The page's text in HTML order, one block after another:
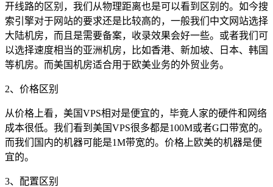
开线路的区别，我们从物理距离也是可以看到区别的。如今搜
索引擎对于网站的要求还是比较高的，一般我们中文网站选择
大陆机房，而且是需要备案，收录效果会好一些。或者我们可
以选择速度相当的亚洲机房，比如香港、新加坡、日本、韩国
等机房。而美国机房适合用于欧美业务的外贸业务。
2、价格区别
从价格上看，美国VPS相对是便宜的，毕竟人家的硬件和网络
成本很低。我们看到美国VPS很多都是100M或者G口带宽的。
而我们国内的机器可能是1M带宽的。价格上欧美的机器是便
宜的。
3、配置区别